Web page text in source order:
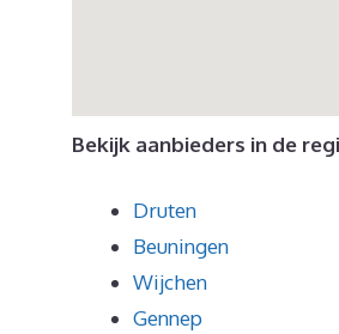
Bekijk aanbieders in de
Druten
Beuningen
Wijchen
Gennep